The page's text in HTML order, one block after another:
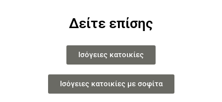
Δείτε επίσης
Ισόγειες κατοικίες
Ισόγειες κατοικίες με σοφίτα